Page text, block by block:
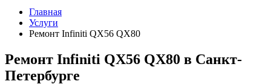
Главная
Услуги
Ремонт Infiniti QX56 QX80
Ремонт Infiniti QX56 QX80 в Санкт-
Петербурге